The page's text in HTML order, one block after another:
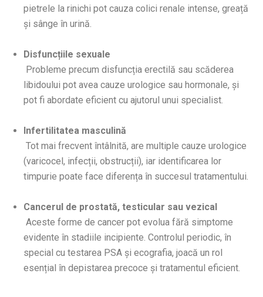
pietrele la rinichi pot cauza colici renale intense, greață
și sânge în urină.
Disfuncțiile sexuale
Probleme precum disfuncția erectilă sau scăderea
libidoului pot avea cauze urologice sau hormonale, și
pot fi abordate eficient cu ajutorul unui specialist.
Infertilitatea masculină
Tot mai frecvent întâlnită, are multiple cauze urologice
(varicocel, infecții, obstrucții), iar identificarea lor
timpurie poate face diferența în succesul tratamentului.
Cancerul de prostată, testicular sau vezical
Aceste forme de cancer pot evolua fără simptome
evidente în stadiile incipiente. Controlul periodic, în
special cu testarea PSA și ecografia, joacă un rol
esențial în depistarea precoce și tratamentul eficient.